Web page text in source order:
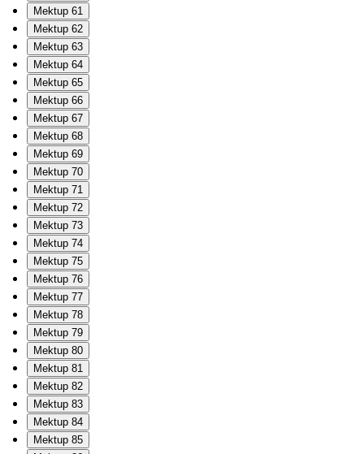
Mektup 61
Mektup 62
Mektup 63
Mektup 64
Mektup 65
Mektup 66
Mektup 67
Mektup 68
Mektup 69
Mektup 70
Mektup 71
Mektup 72
Mektup 73
Mektup 74
Mektup 75
Mektup 76
Mektup 77
Mektup 78
Mektup 79
Mektup 80
Mektup 81
Mektup 82
Mektup 83
Mektup 84
Mektup 85